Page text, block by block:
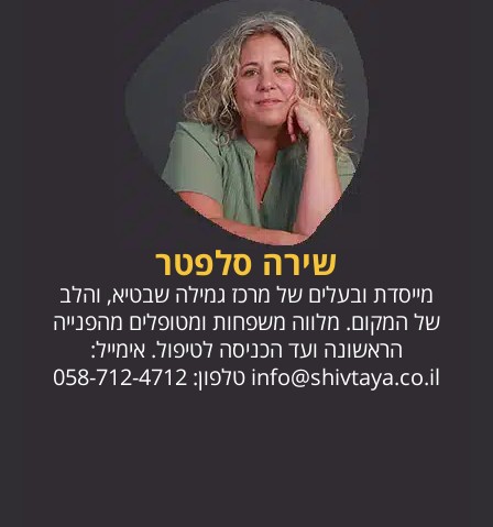
שירה סלפטר
מייסדת ובעלים של מרכז גמילה שבטיא, והלב
של המקום. מלווה משפחות ומטופלים מהפנייה
הראשונה ועד הכניסה לטיפול. אימייל:
info@shivtaya.co.il טלפון: 058-712-4712